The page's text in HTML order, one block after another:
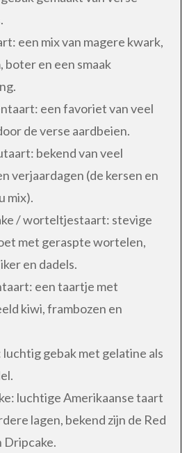
een mix van magere kwark,
boter en een smaak
een favoriet van veel
de verse aardbeien.
bekend van veel
verjaardagen (de kersen en
mix).
/ worteltjestaart: stevige
met geraspte wortelen,
en dadels.
een taartje met
kiwi, frambozen en
luchtig gebak met gelatine als
luchtige Amerikaanse taart
lagen, bekend zijn de Red
Dripcake.